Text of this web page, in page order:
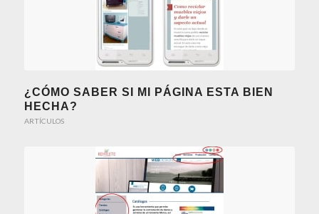
¿CÓMO SABER SI MI PÁGINA ESTA BIEN
HECHA?
ARTÍCULOS